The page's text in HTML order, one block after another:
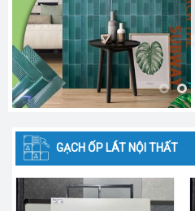
GẠCH ỐP LÁT NỘI THẤT